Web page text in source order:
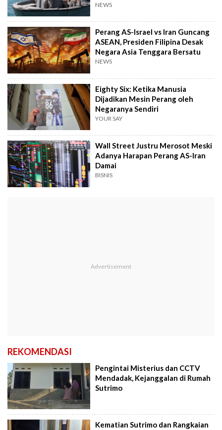
NEWS
Perang AS-Israel vs Iran Guncang
ASEAN, Presiden Filipina Desak
Negara Asia Tenggara Bersatu
NEWS
Eighty Six: Ketika Manusia
Dijadikan Mesin Perang oleh
Negaranya Sendiri
YOUR SAY
Wall Street Justru Merosot Meski
Adanya Harapan Perang AS-Iran
Damai
BISNIS
REKOMENDASI
Pengintai Misterius dan CCTV
Mendadak, Kejanggalan di Rumah
Sutrimo
Kematian Sutrimo dan Rangkaian